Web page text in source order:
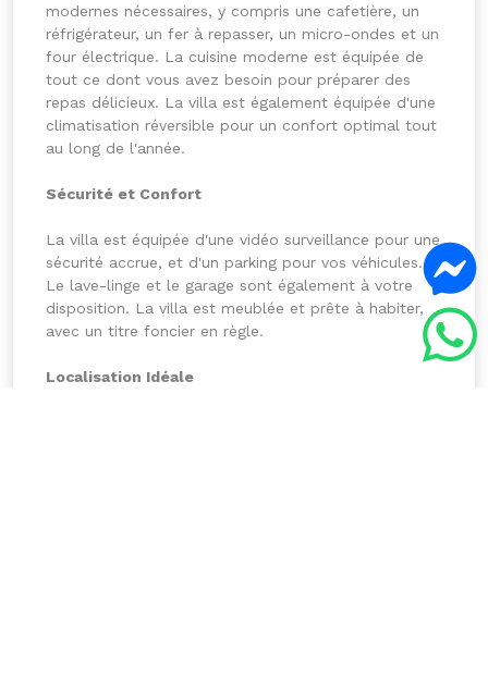
modernes nécessaires, y compris une cafetière, un
réfrigérateur, un fer à repasser, un micro-ondes et un
four électrique. La cuisine moderne est équipée de
tout ce dont vous avez besoin pour préparer des
repas délicieux. La villa est également équipée d'une
climatisation réversible pour un confort optimal tout
au long de l'année.
Sécurité et Confort
La villa est équipée d'une vidéo surveillance pour une
sécurité accrue, et d'un parking pour vos véhicules.
Le lave-linge et le garage sont également à votre
disposition. La villa est meublée et prête à habiter,
avec un titre foncier en règle.
Localisation Idéale